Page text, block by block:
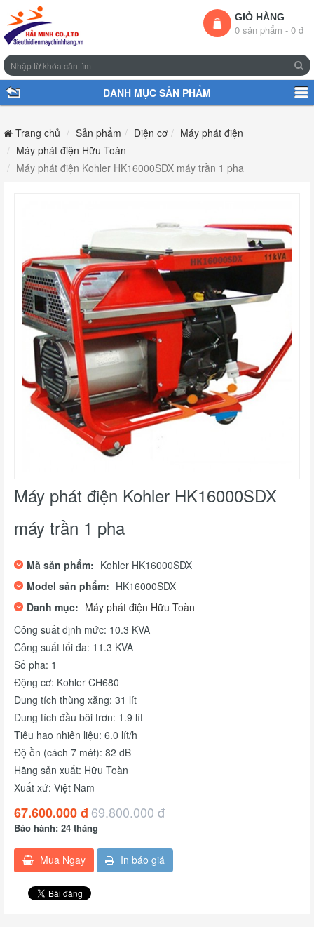
GIỎ HÀNG
0 sản phẩm - 0 đ
DANH MỤC SẢN PHẨM
Trang chủ Sản phẩm Điện cơ
Máy phát điện
Máy phát điện Hữu Toàn
Máy phát điện Kohler HK16000SDX máy trần 1 pha
Máy phát điện Kohler HK16000SDX
máy trần 1 pha
Mã sản phẩm: Kohler HK16000SDX
Model sản phẩm: HK16000SDX
Danh mục: Máy phát điện Hữu Toàn
Công suất định mức: 10.3 KVA
Công suất tối đa: 11.3 KVA
Số pha: 1
Động cơ: Kohler CH680
Dung tích thùng xăng: 31 lít
Dung tích đầu bôi trơn: 1.9 lít
Tiêu hao nhiên liệu: 6.0 lít/h
Độ ồn (cách 7 mét): 82 dB
Hãng sản xuất: Hữu Toàn
Xuất xứ: Việt Nam
67.600.000 đ69.800.000 đ
Bảo hành: 24 tháng
Mua Ngay In báo giá